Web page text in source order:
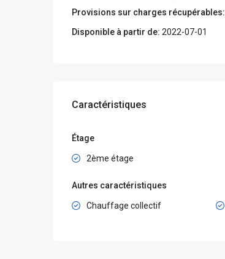
Provisions sur charges récupérables:
Disponible à partir de: 2022-07-01
Caractéristiques
Étage
2ème étage
Autres caractéristiques
Chauffage collectif